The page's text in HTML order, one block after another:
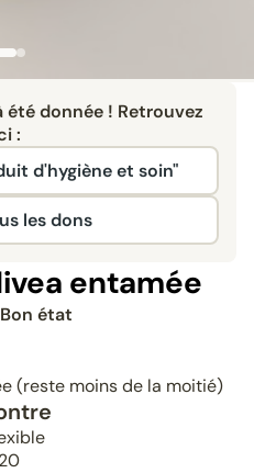
donnée ! Retrouvez
:
d'hygiène et soin"
les dons
entamée
Bon état
(reste moins de la moitié)